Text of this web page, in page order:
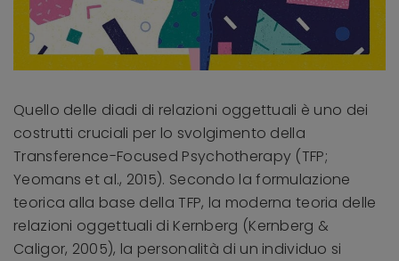
Quello delle diadi di relazioni oggettuali è uno dei
costrutti cruciali per lo svolgimento della
Transference-Focused Psychotherapy (TFP;
Yeomans et al., 2015). Secondo la formulazione
teorica alla base della TFP, la moderna teoria delle
relazioni oggettuali di Kernberg (Kernberg &
Caligor, 2005), la personalità di un individuo si